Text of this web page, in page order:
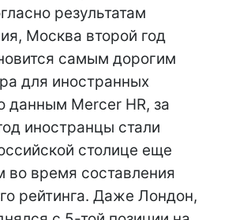
результатам
Москва второй год
самым дорогим
для иностранных
данным Mercer HR, за
иностранцы стали
столице еще
во время составления
рейтинга. Даже Лондон,